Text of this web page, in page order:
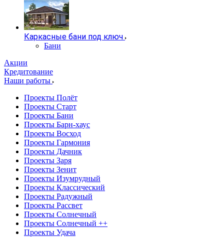
Каркасные бани под ключ
Бани
Акции
Кредитование
Наши работы
Проекты Полёт
Проекты Старт
Проекты Бани
Проекты Барн-хаус
Проекты Восход
Проекты Гармония
Проекты Дачник
Проекты Заря
Проекты Зенит
Проекты Изумрудный
Проекты Классический
Проекты Радужный
Проекты Рассвет
Проекты Солнечный
Проекты Солнечный ++
Проекты Удача